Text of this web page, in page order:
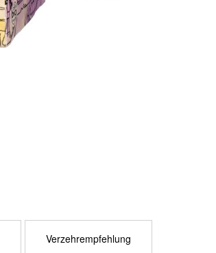
Verzehrempfehlung